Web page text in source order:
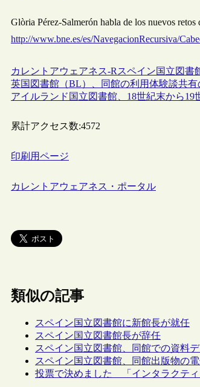
Glòria Pérez-Salmerón habla de los nuevos
http://www.bne.es/es/NavegacionRecursiva/
カレントアウェアネス-R スペイン国立図書
英国図書館（BL）、同館の利用体験談共
アイルランド国立図書館、18世紀末から
累計アクセス数:4572
印刷用ページ
カレントアウェアネス・ポータル
類似の記事
スペイン国立図書館に新館長が就任
スペイン国立図書館長が辞任
スペイン国立図書館、同館での資料
スペイン国立図書館、同館出版物の
投票で決めました 「インタラクティ